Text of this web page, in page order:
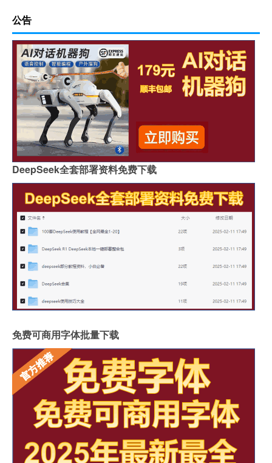
公告
DeepSeek全套部署资料免费下载
免费可商用字体批量下载